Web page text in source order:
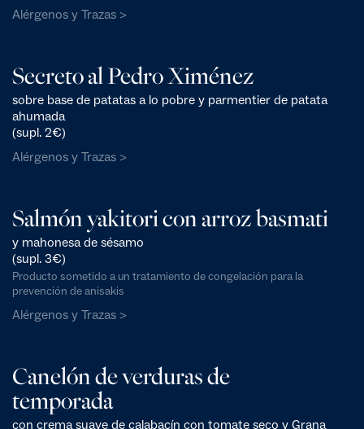
Alérgenos y Trazas >
Secreto al Pedro Ximénez
sobre base de patatas a lo pobre y parmentier de patata
ahumada
(supl. 2€)
Alérgenos y Trazas >
Salmón yakitori con arroz basmati
y mahonesa de sésamo
(supl. 3€)
Producto sometido a un tratamiento de congelación para la
prevención de anisakis
Alérgenos y Trazas >
Canelón de verduras de
temporada
con crema suave de calabacín con tomate seco y Grana